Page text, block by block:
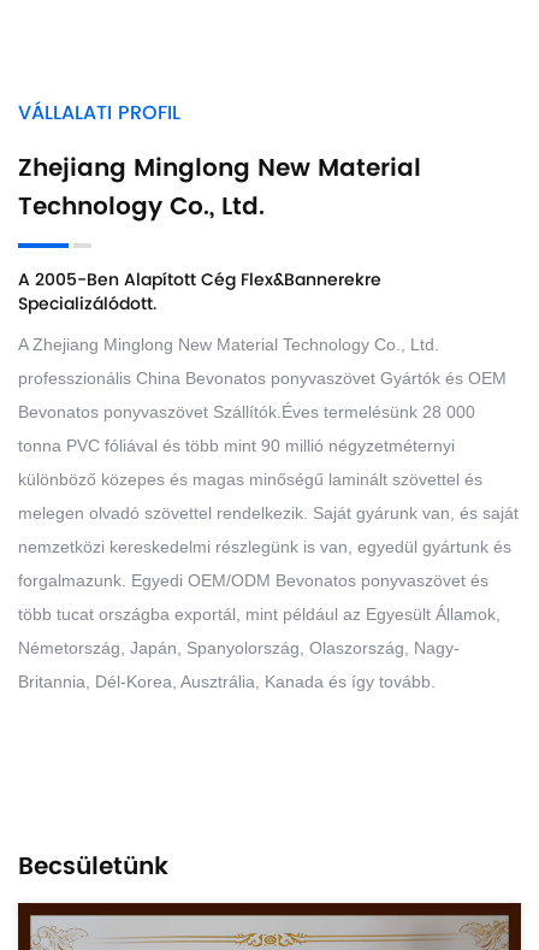
VÁLLALATI PROFIL
Zhejiang Minglong New Material
Technology Co., Ltd.
A 2005-Ben Alapított Cég Flex&bannerekre
Specializálódott.
A Zhejiang Minglong New Material Technology Co., Ltd.
professzionális China Bevonatos ponyvaszövet Gyártók és OEM
Bevonatos ponyvaszövet Szállítók .Éves termelésünk 28 000
tonna PVC fóliával és több mint 90 millió négyzetméternyi
különböző közepes és magas minőségű laminált szövettel és
melegen olvadó szövettel rendelkezik. Saját gyárunk van, és saját
nemzetközi kereskedelmi részlegünk is van, egyedül gyártunk és
forgalmazunk. Egyedi OEM/ODM Bevonatos ponyvaszövet és
több tucat országba exportál, mint például az Egyesült Államok,
Németország, Japán, Spanyolország, Olaszország, Nagy-
Britannia, Dél-Korea, Ausztrália, Kanada és így tovább.
Becsületünk